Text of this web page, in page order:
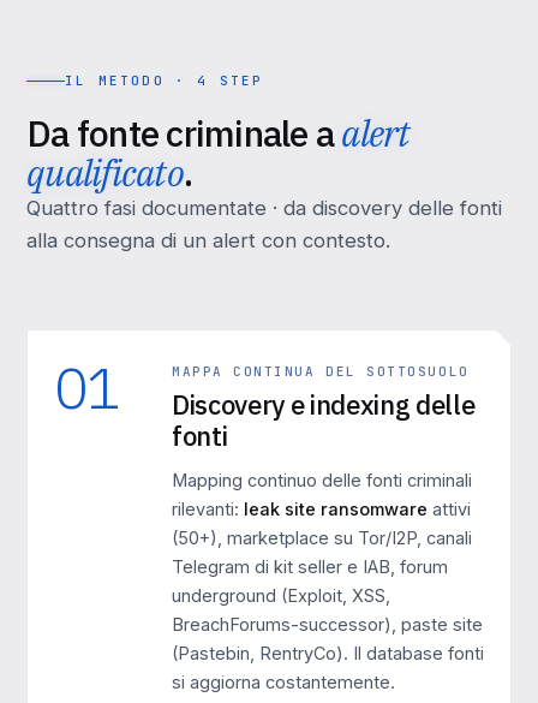
IL METODO · 4 STEP
Da fonte criminale aalert
qualificato.
Quattro fasi documentate · da discovery delle fonti
alla consegna di un alert con contesto.
01 MAPPA CONTINUA DEL SOTTOSUOLO
Discovery e indexing delle
fonti
Mapping continuo delle fonti criminali
rilevanti: leak site ransomware attivi
(50+), marketplace su Tor/I2P, canali
Telegram di kit seller e IAB, forum
underground (Exploit, XSS,
BreachForums-successor), paste site
(Pastebin, RentryCo). Il database fonti
si aggiorna costantemente.